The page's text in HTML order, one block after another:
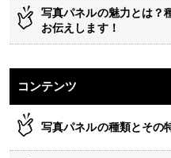
写真パネルの魅力とは？
お伝えします！
コンテンツ
写真パネルの種類とその